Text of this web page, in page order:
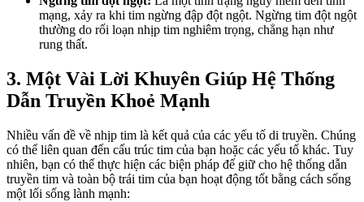
mạng, xảy ra khi tim ngừng đập đột ngột. Ngừng tim đột ngột
thường do rối loạn nhịp tim nghiêm trọng, chẳng hạn như
rung thất.
3. Một Vài Lời Khuyên Giúp Hệ Thống
Dẫn Truyền Khoẻ Mạnh
Nhiều vấn đề về nhịp tim là kết quả của các yếu tố di truyền. Chúng
có thể liên quan đến cấu trúc tim của bạn hoặc các yếu tố khác. Tuy
nhiên, bạn có thể thực hiện các biện pháp để giữ cho hệ thống dẫn
truyền tim và toàn bộ trái tim của bạn hoạt động tốt bằng cách sống
một lối sống lành mạnh: